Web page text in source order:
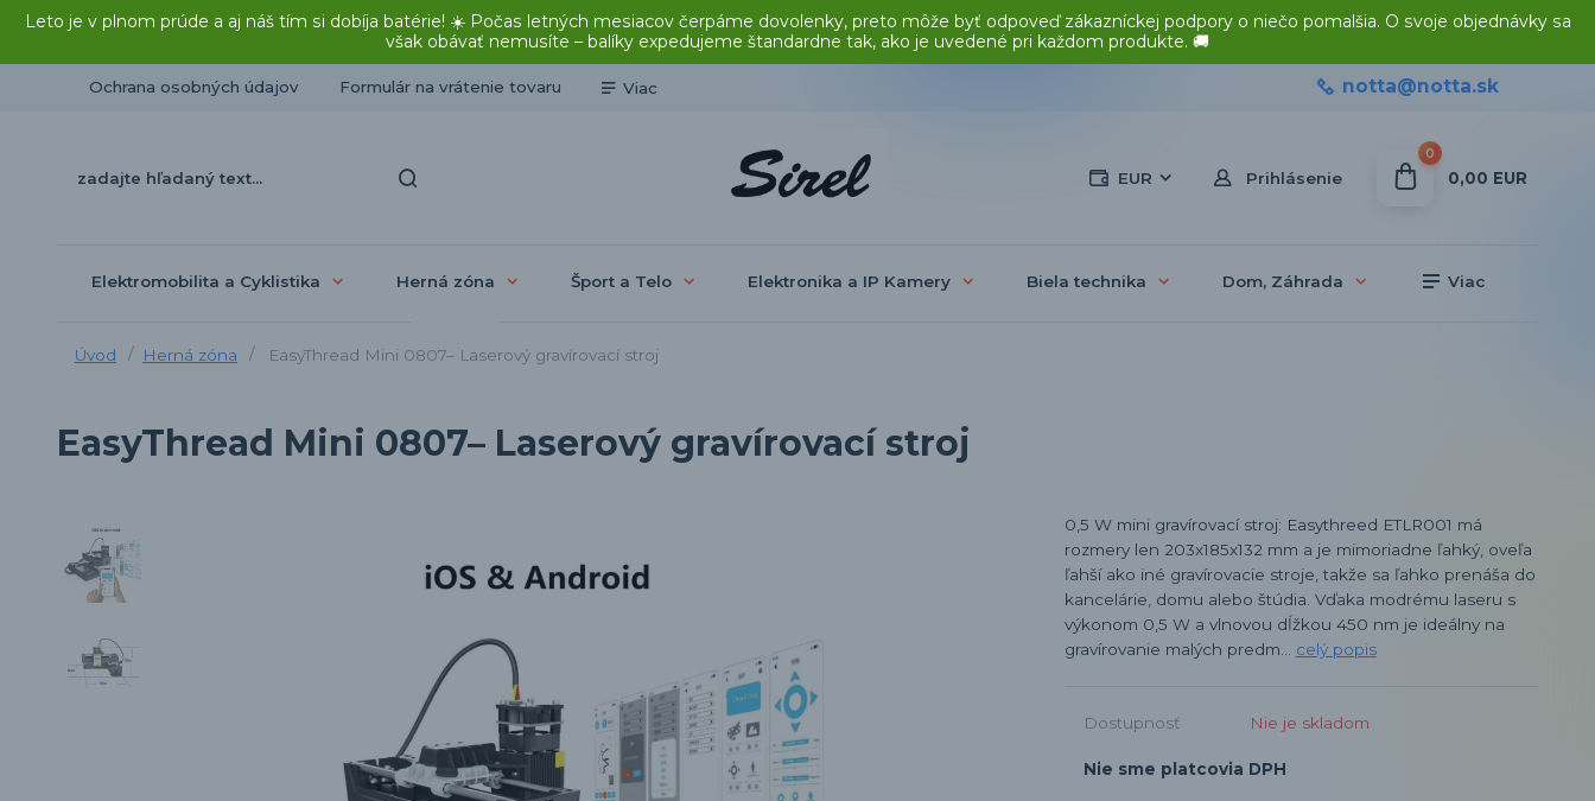
Leto je v plnom prúde a aj náš tím si dobíja batérie! ☀️ Počas letných mesiacov čerpáme dovolenky, preto môže byť odpoveď zákazníckej podpory o niečo pomalšia. O svoje objednávky sa
však obávať nemusíte – balíky expedujeme štandardne tak, ako je uvedené pri každom produkte. 🚚
Ochrana osobných údajov Formulár na vrátenie tovaru Viac
EUR Prihlásenie
notta@notta.sk
0
0,00 EUR
Elektromobilita a Cyklistika Herná zóna Šport a Telo Elektronika a IP Kamery Biela technika Dom, Záhrada Viac
Úvod Herná zóna EasyThread Mini 0807– Laserový gravírovací stroj
EasyThread Mini 0807– Laserový gravírovací stroj
0,5 W mini gravírovací stroj: Easythreed ETLR001 má
rozmery len 203x185x132 mm a je mimoriadne ľahký, oveľa
ľahší ako iné gravírovacie stroje, takže sa ľahko prenáša do
kancelárie, domu alebo štúdia. Vďaka modrému laseru s
výkonom 0,5 W a vlnovou dĺžkou 450 nm je ideálny na
gravírovanie malých predm... celý popis
Dostupnosť Nie je skladom
Nie sme platcovia DPH